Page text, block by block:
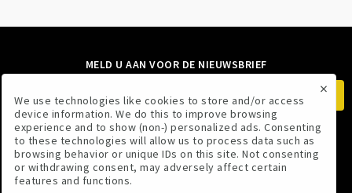
MELD U AAN VOOR DE NIEUWSBRIEF
VOLG ONS
×
We use technologies like cookies to store and/or access
device information. We do this to improve browsing
experience and to show (non-) personalized ads. Consenting
to these technologies will allow us to process data such as
browsing behavior or unique IDs on this site. Not consenting
or withdrawing consent, may adversely affect certain
features and functions.